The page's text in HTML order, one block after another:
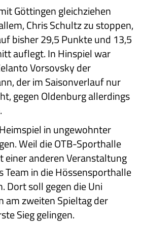
Göttingen gleichziehen
Chris Schultz zu stoppen,
bisher 29,5 Punkte und 13,5
auflegt. In Hinspiel war
Vorsovsky der
der im Saisonverlauf nur
gegen Oldenburg allerdings
in ungewohnter
Weil die OTB-Sporthalle
einer anderen Veranstaltung
Team in die Hössensporthalle
Dort soll gegen die Uni
am zweiten Spieltag der
Sieg gelingen.